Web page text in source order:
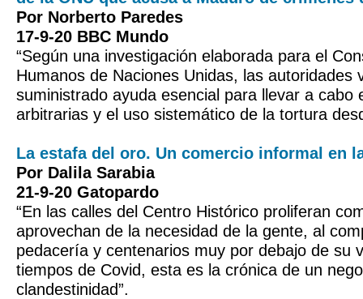
Por Norberto Paredes
17-9-20 BBC Mundo
“Según una investigación elaborada para el
Humanos de Naciones Unidas, las autoridades
suministrado ayuda esencial para llevar a cabo
arbitrarias y el uso sistemático de la tortura
La estafa del oro. Un comercio informal en
Por Dalila Sarabia
21-9-20 Gatopardo
“En las calles del Centro Histórico proliferan
aprovechan de la necesidad de la gente, al
pedacería y centenarios muy por debajo de su
tiempos de Covid, esta es la crónica de un
clandestinidad”.